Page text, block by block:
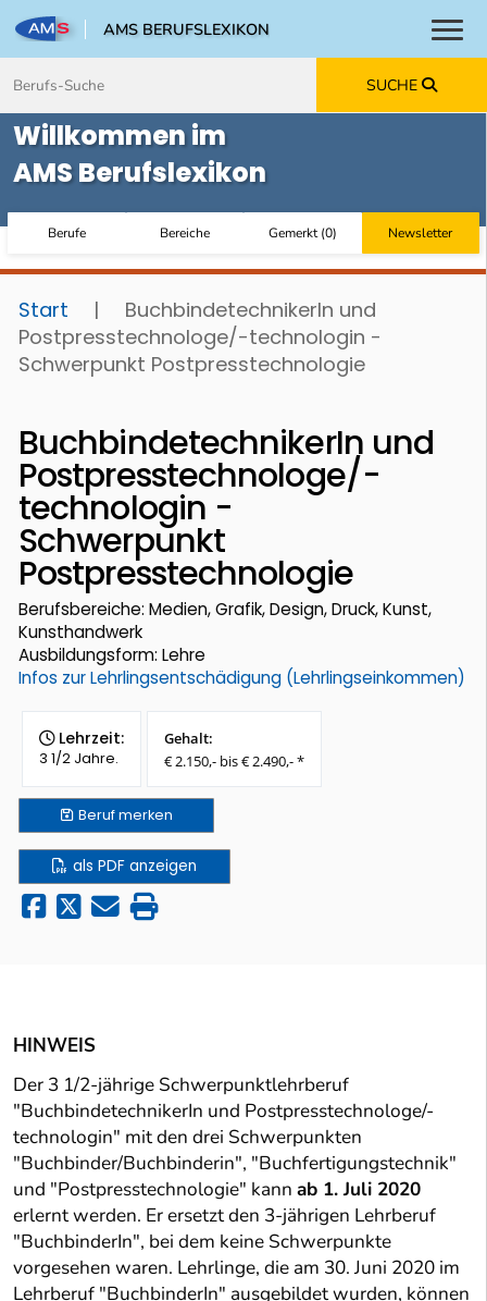
AMS BERUFSLEXIKON
SUCHE
Willkommen im
AMS Berufslexikon
Berufe Bereiche Gemerkt(0) Newsletter
Start |
BuchbindetechnikerIn und
Postpresstechnologe/-technologin -
Schwerpunkt Postpresstechnologie
BuchbindetechnikerIn und
Postpresstechnologe/-
technologin -
Schwerpunkt
Postpresstechnologie
Berufsbereiche: Medien, Grafik, Design, Druck, Kunst,
Kunsthandwerk
Ausbildungsform: Lehre
Infos zur Lehrlingsentschädigung (Lehrlingseinkommen)
Lehrzeit:
3 1/2 Jahre.
Gehalt:
€ 2.150,- bis € 2.490,- *
Berufmerken
als PDF anzeigen
HINWEIS
Der 3 1/2-jährige Schwerpunktlehrberuf
"BuchbindetechnikerIn und Postpresstechnologe/-
technologin" mit den drei Schwerpunkten
"Buchbinder/Buchbinderin", "Buchfertigungstechnik"
und "Postpresstechnologie" kann ab 1. Juli 2020
erlernt werden. Er ersetzt den 3-jährigen Lehrberuf
"BuchbinderIn", bei dem keine Schwerpunkte
vorgesehen waren. Lehrlinge, die am 30. Juni 2020 im
Lehrberuf "BuchbinderIn" ausgebildet wurden, können